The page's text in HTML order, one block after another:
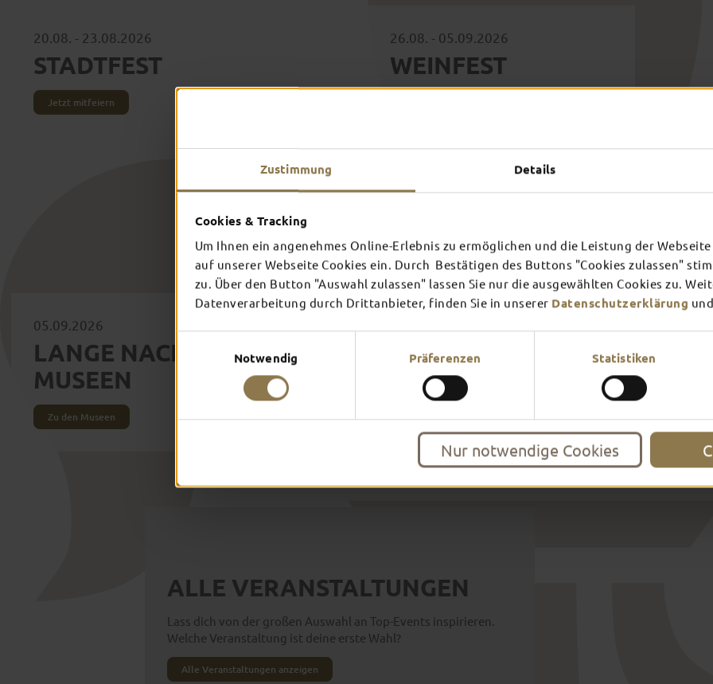
Zustimmung Details
Cookies & Tracking
Um Ihnen ein angenehmes Online-Erlebnis zu ermöglichen und die Leistung der
auf unserer Webseite Cookies ein. Durch Bestätigen des Buttons "Cookies zulassen"
zu. Über den Button "Auswahl zulassen" lassen Sie nur die ausgewählten Cookies zu.
Datenverarbeitung durch Drittanbieter, finden Sie in unserer Datenschutzerklärung
Notwendig Präferenzen Statistiken
Nur notwendige Cookies
20.08. - 23.08.2026
STADTFEST
Jetzt mitfeiern
26.08. - 05.09.2026
WEINFEST
05.09.2026
LANGE NACHT DER
MUSEEN
Zu den Museen
WEIHNACHTS­
MARKT
In vorweihnachtliche Stimmung kommen
ALLE VERANSTAL­TUNGEN
Lass dich von der großen Auswahl an Top-Events inspirieren.
Welche Veranstaltung ist deine erste Wahl?
Alle Veranstaltungen anzeigen